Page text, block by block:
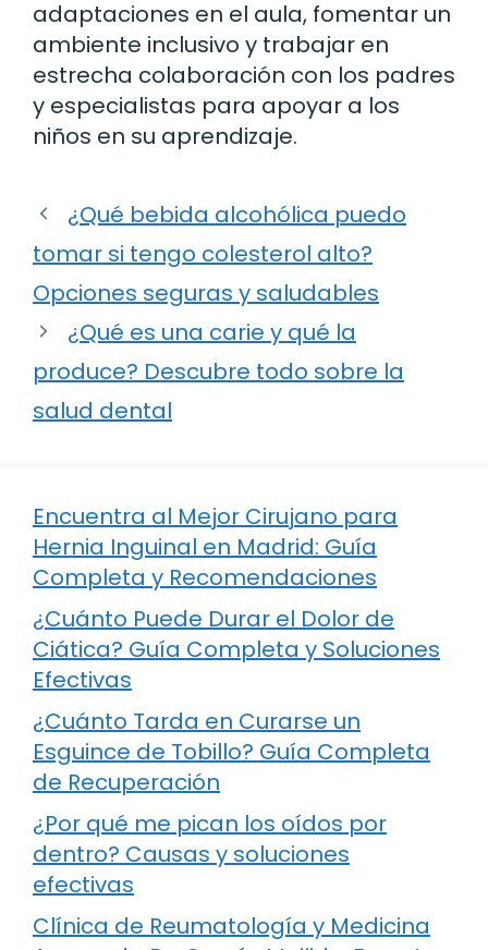
adaptaciones en el aula, fomentar un
ambiente inclusivo y trabajar en
estrecha colaboración con los padres
y especialistas para apoyar a los
niños en su aprendizaje.
¿Qué bebida alcohólica puedo
tomar si tengo colesterol alto?
Opciones seguras y saludables
¿Qué es una carie y qué la
produce? Descubre todo sobre la
salud dental
Encuentra al Mejor Cirujano para
Hernia Inguinal en Madrid: Guía
Completa y Recomendaciones
¿Cuánto Puede Durar el Dolor de
Ciática? Guía Completa y Soluciones
Efectivas
¿Cuánto Tarda en Curarse un
Esguince de Tobillo? Guía Completa
de Recuperación
¿Por qué me pican los oídos por
dentro? Causas y soluciones
efectivas
Clínica de Reumatología y Medicina